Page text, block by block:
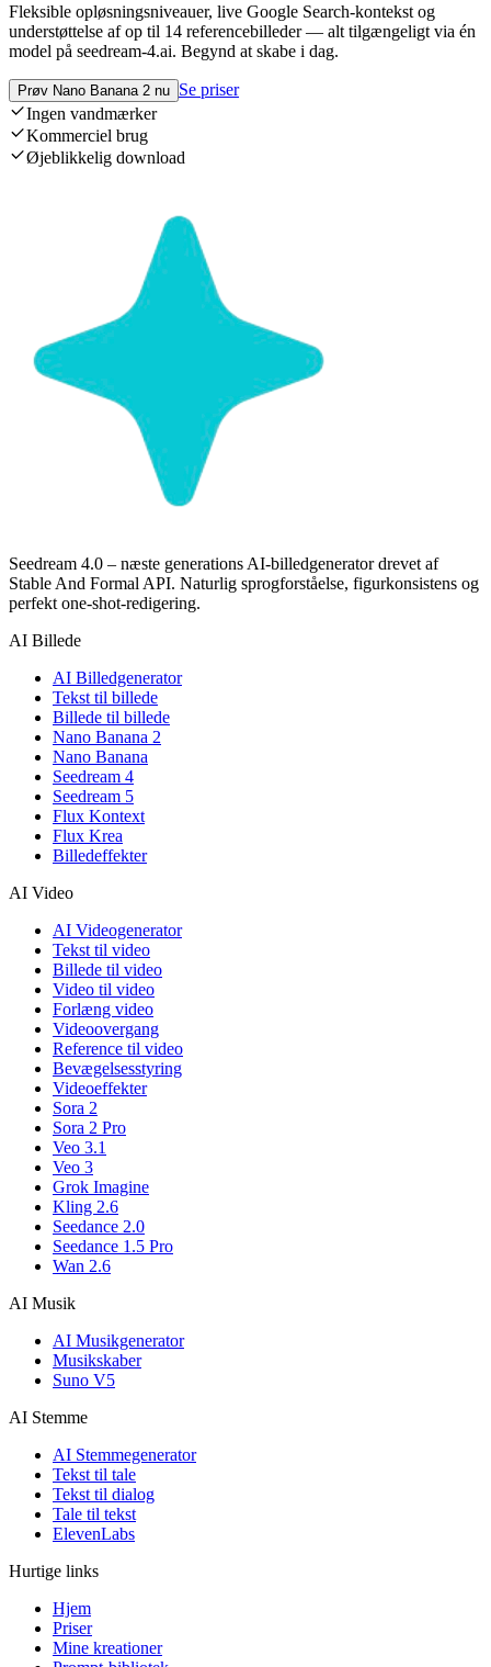
Fleksible opløsningsniveauer, live Google Search-kontekst og
understøttelse af op til 14 referencebilleder — alt tilgængeligt via én
model på seedream-4.ai. Begynd at skabe i dag.
Prøv Nano Banana 2 nu Se priser
Ingen vandmærker
Kommerciel brug
Øjeblikkelig download
Seedream 4.0 – næste generations AI-billedgenerator drevet af
Stable And Formal API. Naturlig sprogforståelse, figurkonsistens og
perfekt one-shot-redigering.
AI Billede
AI Billedgenerator
Tekst til billede
Billede til billede
Nano Banana 2
Nano Banana
Seedream 4
Seedream 5
Flux Kontext
Flux Krea
Billedeffekter
AI Video
AI Videogenerator
Tekst til video
Billede til video
Video til video
Forlæng video
Videoovergang
Reference til video
Bevægelsesstyring
Videoeffekter
Sora 2
Sora 2 Pro
Veo 3.1
Veo 3
Grok Imagine
Kling 2.6
Seedance 2.0
Seedance 1.5 Pro
Wan 2.6
AI Musik
AI Musikgenerator
Musikskaber
Suno V5
AI Stemme
AI Stemmegenerator
Tekst til tale
Tekst til dialog
Tale til tekst
ElevenLabs
Hurtige links
Hjem
Priser
Mine kreationer